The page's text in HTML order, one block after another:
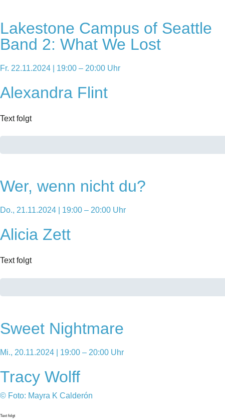
Lakestone Campus of Seattle
Band 2: What We Lost
Fr. 22.11.2024 | 19:00 – 20:00 Uhr
Alexandra Flint
Text folgt
Wer, wenn nicht du?
Do., 21.11.2024 | 19:00 – 20:00 Uhr
Alicia Zett
Text folgt
Sweet Nightmare
Mi., 20.11.2024 | 19:00 – 20:00 Uhr
Tracy Wolff
© Foto: Mayra K Calderón
Text folgt